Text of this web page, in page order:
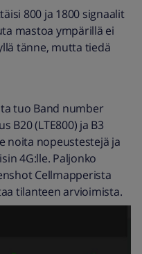
800 ja 1800 signaalit
mastoa ympärillä ei
tänne, mutta tiedä
tuo Band number
B20 (LTE800) ja B3
noita nopeustestejä ja
4G:lle. Paljonko
Cellmapperista
tilanteen arvioimista.